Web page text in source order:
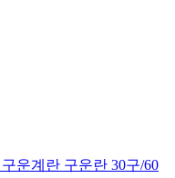
운계란 구운란 30구/60